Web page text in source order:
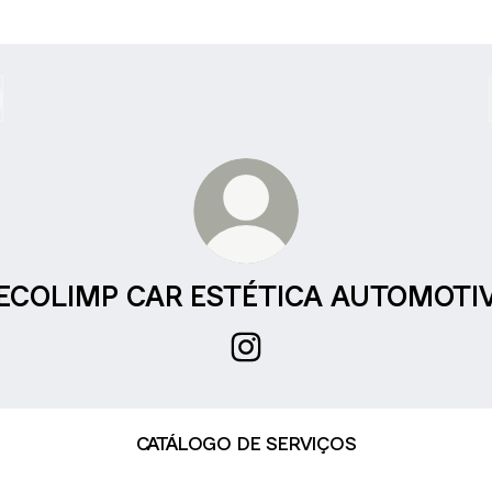
CAR ESTÉTICA
CATÁLOGO DE SERVIÇOS